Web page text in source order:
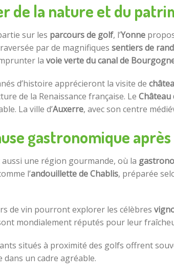
de la nature et du
sur les parcours de golf, l’Yonne
par de magnifiques sentiers de
la voie verte du canal de
d’histoire apprécieront la visite de
de la Renaissance française. Le Château
La ville d’Auxerre, avec son centre
gastronomique
aussi une région gourmande, où la
l’andouillette de Chablis, préparée
de vin pourront explorer les célèbres
mondialement réputés pour leur
situés à proximité des golfs offrent
un cadre agréable.